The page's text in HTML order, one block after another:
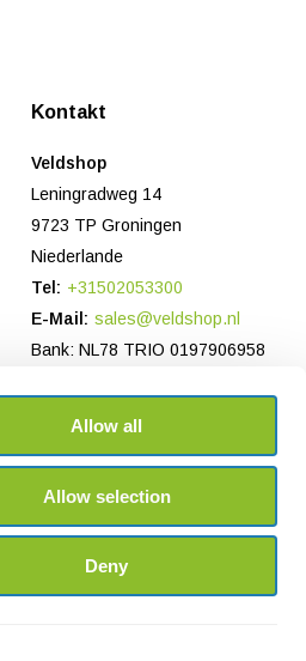
Allow all
Allow selection
Deny
Kontakt
Veldshop
Leningradweg 14
9723 TP Groningen
Niederlande
Tel: +31502053300
E-Mail: sales@veldshop.nl
Bank: NL78 TRIO 0197906958